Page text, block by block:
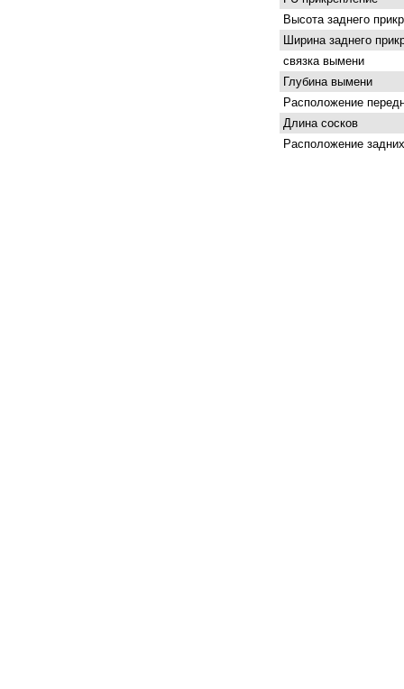
Высота заднего
Ширина заднего
связка вымени
Глубина вымени
Расположение
Длина сосков
Расположение